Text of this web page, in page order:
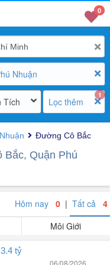
0
Nhuận
Tích
1
Lọc thêm
Đường Cô Bắc
Bắc, Quận Phú
Hôm nay 0 | Tất cả 4
Môi Giới
tỷ
06/08/2026